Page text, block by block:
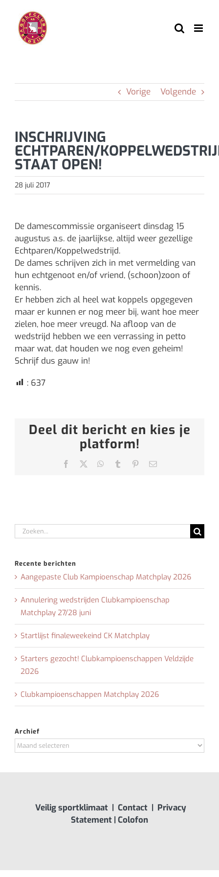
inhoud
Vorige Volgende
INSCHRIJVING
ECHTPAREN/
STAAT OPEN!
28 juli 2017
De damescommissie organiseert dinsdag 15
augustus a.s. de jaarlijkse, altijd weer gezellige
Echtparen/Koppelwedstrijd.
De dames schrijven zich in met vermelding van
hun echtgenoot en/of vriend, (schoon)zoon of
kennis.
Er hebben zich al heel wat koppels opgegeven
maar er kunnen er nog meer bij, want hoe meer
zielen, hoe meer vreugd. Na afloop van de
wedstrijd hebben we een verrassing in petto
maar wat, dat houden we nog even geheim!
Schrijf dus gauw in!
: 637
Deel dit bericht en kies je
platform!
Facebook WhatsApp
Tumblr Pinterest
E-
Zoeken
naar:
Recente berichten
Aangepaste Club Kampioenschap Matchplay 2026
Annulering wedstrijden Clubkampioenschap
Matchplay 27/28 juni
Startlijst finaleweekeind CK Matchplay
Starters gezocht! Clubkampioenschappen Veldzijde
2026
Clubkampioenschappen Matchplay 2026
Archief
Archief
Veilig sportklimaat| Contact| Privacy
Statement | Colofon